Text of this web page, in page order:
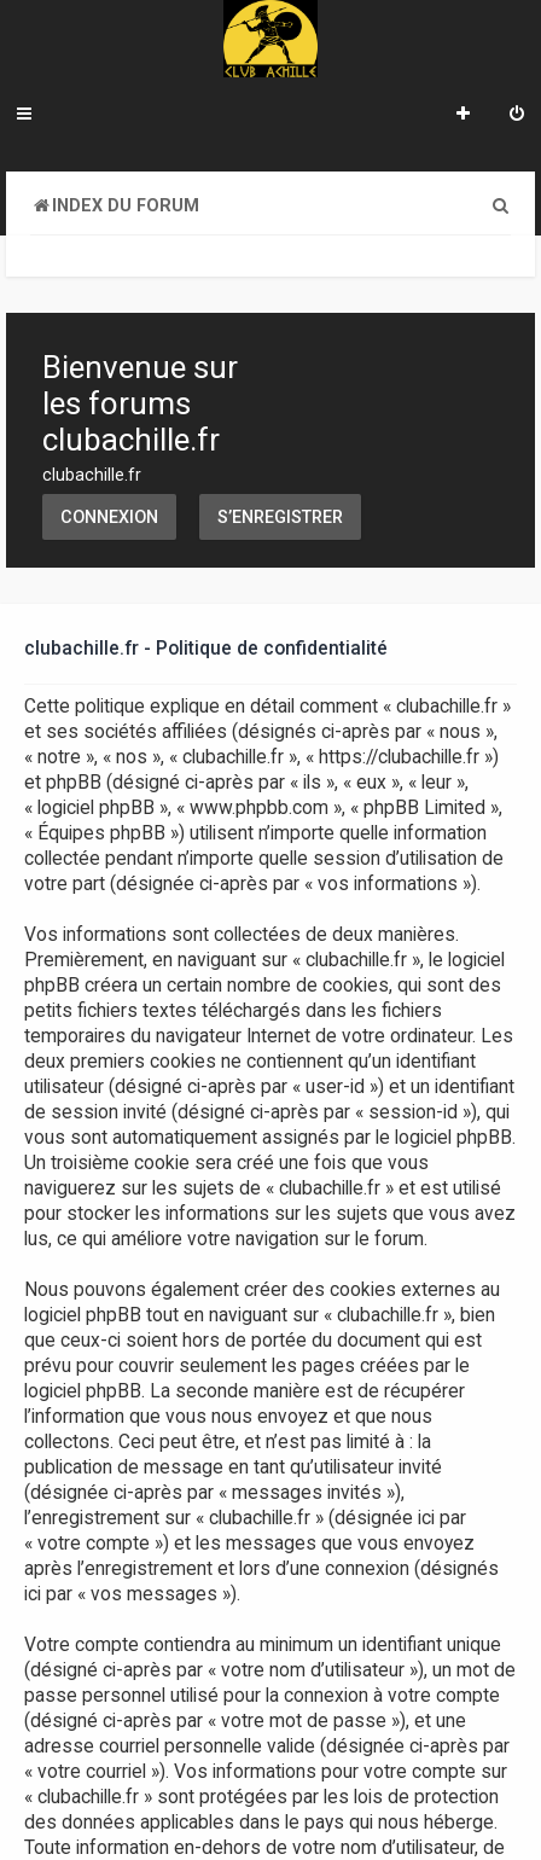
INDEX DU FORUM
h
Bienvenue sur
les forums
clubachille.fr
clubachille.fr
CONNEXION S’ENREGISTRER
clubachille.fr - Politique de confidentialité
Cette politique explique en détail comment « clubachille.fr »
et ses sociétés affiliées (désignés ci-après par « nous »,
« notre », « nos », « clubachille.fr », « https://clubachille.fr »)
et phpBB (désigné ci-après par « ils », « eux », « leur »,
« logiciel phpBB », « www.phpbb.com », « phpBB Limited »,
« Équipes phpBB ») utilisent n’importe quelle information
collectée pendant n’importe quelle session d’utilisation de
votre part (désignée ci-après par « vos informations »).
Vos informations sont collectées de deux manières.
Premièrement, en naviguant sur « clubachille.fr », le logiciel
phpBB créera un certain nombre de cookies, qui sont des
petits fichiers textes téléchargés dans les fichiers
temporaires du navigateur Internet de votre ordinateur. Les
deux premiers cookies ne contiennent qu’un identifiant
utilisateur (désigné ci-après par « user-id ») et un identifiant
de session invité (désigné ci-après par « session-id »), qui
vous sont automatiquement assignés par le logiciel phpBB.
Un troisième cookie sera créé une fois que vous
naviguerez sur les sujets de « clubachille.fr » et est utilisé
pour stocker les informations sur les sujets que vous avez
lus, ce qui améliore votre navigation sur le forum.
Nous pouvons également créer des cookies externes au
logiciel phpBB tout en naviguant sur « clubachille.fr », bien
que ceux-ci soient hors de portée du document qui est
prévu pour couvrir seulement les pages créées par le
logiciel phpBB. La seconde manière est de récupérer
l’information que vous nous envoyez et que nous
collectons. Ceci peut être, et n’est pas limité à : la
publication de message en tant qu’utilisateur invité
(désignée ci-après par « messages invités »),
l’enregistrement sur « clubachille.fr » (désignée ici par
« votre compte ») et les messages que vous envoyez
après l’enregistrement et lors d’une connexion (désignés
ici par « vos messages »).
Votre compte contiendra au minimum un identifiant unique
(désigné ci-après par « votre nom d’utilisateur »), un mot de
passe personnel utilisé pour la connexion à votre compte
(désigné ci-après par « votre mot de passe »), et une
adresse courriel personnelle valide (désignée ci-après par
« votre courriel »). Vos informations pour votre compte sur
« clubachille.fr » sont protégées par les lois de protection
des données applicables dans le pays qui nous héberge.
Toute information en-dehors de votre nom d’utilisateur, de